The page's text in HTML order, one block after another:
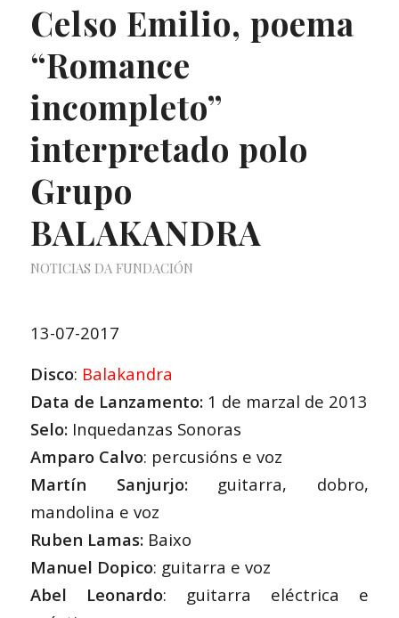
Celso Emilio, poema
“Romance
incompleto”
interpretado polo
Grupo
BALAKANDRA
NOTICIAS DA FUNDACIÓN
13-07-2017
Disco: Balakandra
Data de Lanzamento:1 de marzal de 2013
Selo:Inquedanzas Sonoras
Amparo Calvo: percusións e voz
Martín Sanjurjo:guitarra, dobro,
mandolina e voz
Ruben Lamas:Baixo
Manuel Dopico: guitarra e voz
Abel Leonardo: guitarra eléctrica e